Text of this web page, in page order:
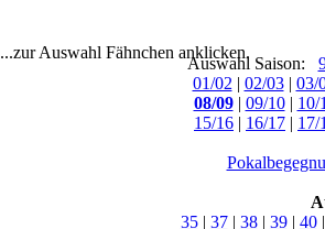
...zur Auswahl Fähnchen anklicken.
Auswahl Saison:
01/02 | 02/03| 03/
08/09| 09/10| 10/
15/16 | 16/17 | 17/
35| 37| 38| 39| 40